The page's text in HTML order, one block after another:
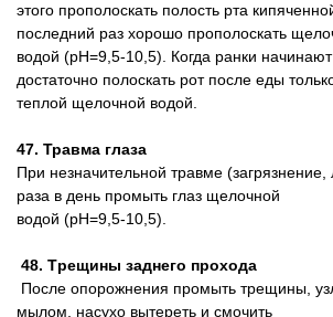
этого прополоскать полость рта
последний раз хорошо прополоскать
водой (pH=9,5-10,5). Когда ранки начинают
достаточно полоскать рот после еды
теплой щелочной водой.
47. Травма глаза
При незначительной травме
раза в день промыть глаз щелочной
водой (pH=9,5-10,5).
48. Tрещины заднего прохода
После опорожнения промыть трещины,
мылом, насухо вытереть и смочить